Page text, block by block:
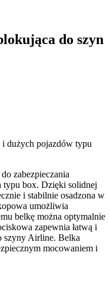
do szyn
dużych pojazdów typu
zabezpieczania
typu box. Dzięki solidnej
i stabilnie osadzona w
umożliwia
belkę można optymalnie
zapewnia łatwą i
szyny Airline. Belka
mocowaniem i